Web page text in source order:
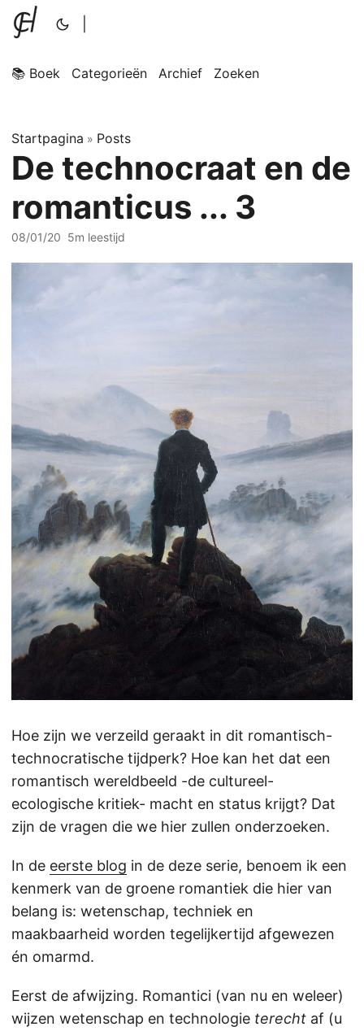
📚 Boek Categorieën Archief Zoeken
Startpagina » Posts
De technocraat en de
romanticus ... 3
08/01/20 5m leestijd
Hoe zijn we verzeild geraakt in dit romantisch-
technocratische tijdperk? Hoe kan het dat een
romantisch wereldbeeld -de cultureel-
ecologische kritiek- macht en status krijgt? Dat
zijn de vragen die we hier zullen onderzoeken.
In de eerste blog in de deze serie, benoem ik een
kenmerk van de groene romantiek die hier van
belang is: wetenschap, techniek en
maakbaarheid worden tegelijkertijd afgewezen
én omarmd.
Eerst de afwijzing. Romantici (van nu en weleer)
wijzen wetenschap en technologie terecht af (u